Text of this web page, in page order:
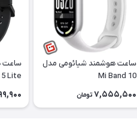
ساعت هوشمند شیائومی مدل
Mi Band 10
7,555,500 تومان
ساعت
Lite